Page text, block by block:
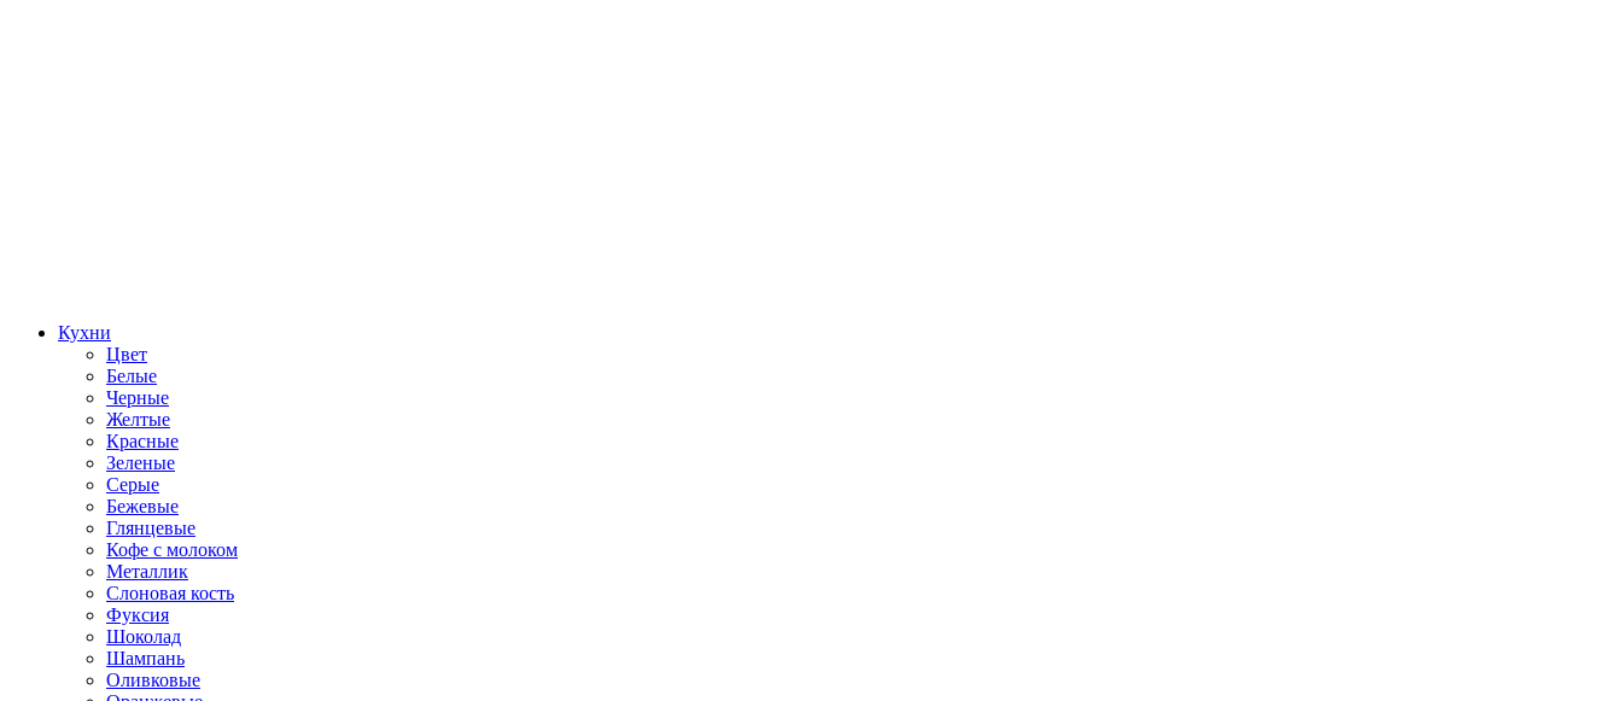
Кухни
Цвет
Белые
Черные
Желтые
Красные
Зеленые
Серые
Бежевые
Глянцевые
Кофе с молоком
Металлик
Слоновая кость
Фуксия
Шоколад
Шампань
Оливковые